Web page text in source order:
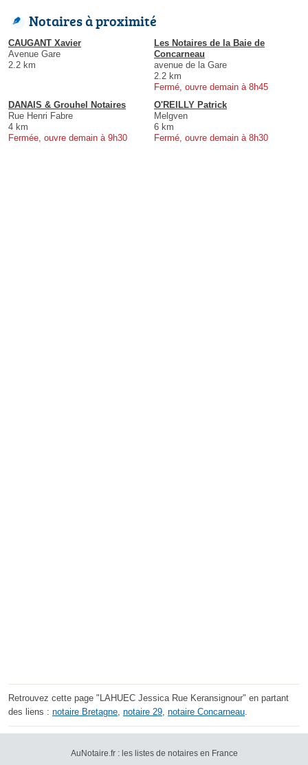
Notaires à proximité
CAUGANT Xavier
Avenue Gare
2.2 km
Les Notaires de la Baie de
Concarneau
avenue de la Gare
2.2 km
Fermé, ouvre demain à 8h45
DANAIS & Grouhel Notaires
Rue Henri Fabre
4 km
Fermée, ouvre demain à 9h30
O'REILLY Patrick
Melgven
6 km
Fermé, ouvre demain à 8h30
Retrouvez cette page "LAHUEC Jessica Rue Keransignour" en partant
des liens : notaire Bretagne, notaire 29, notaire Concarneau.
AuNotaire.fr : les listes de notaires en France